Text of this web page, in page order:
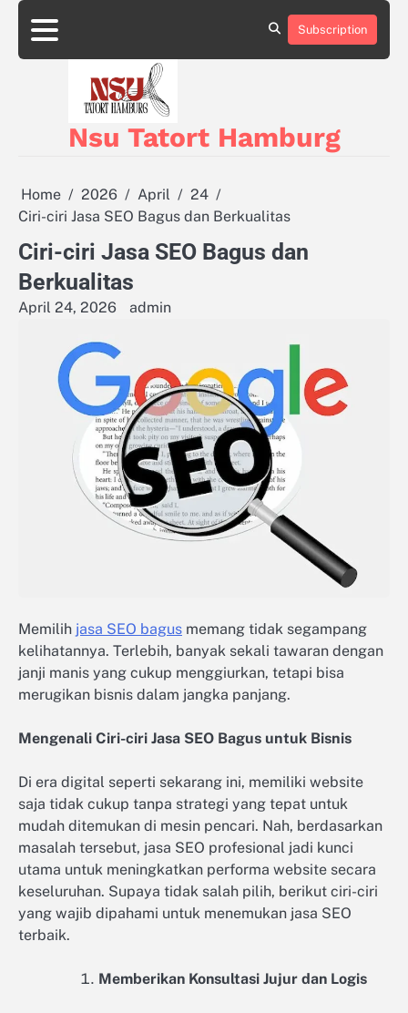
Skip
content
About
Privacy
Subscription
Nsu Tatort Hamburg
Home 2026 April
24
Ciri-ciri Jasa SEO Bagus dan Berkualitas
Ciri-ciri Jasa SEO Bagus dan
Berkualitas
April 24, 2026 admin
Memilih jasa SEO bagus memang tidak segampang
kelihatannya. Terlebih, banyak sekali tawaran dengan
janji manis yang cukup menggiurkan, tetapi bisa
merugikan bisnis dalam jangka panjang.
Mengenali Ciri-ciri Jasa SEO Bagus untuk Bisnis
Di era digital seperti sekarang ini, memiliki website
saja tidak cukup tanpa strategi yang tepat untuk
mudah ditemukan di mesin pencari. Nah, berdasarkan
masalah tersebut, jasa SEO profesional jadi kunci
utama untuk meningkatkan performa website secara
keseluruhan. Supaya tidak salah pilih, berikut ciri-ciri
yang wajib dipahami untuk menemukan jasa SEO
terbaik.
Memberikan Konsultasi Jujur dan Logis